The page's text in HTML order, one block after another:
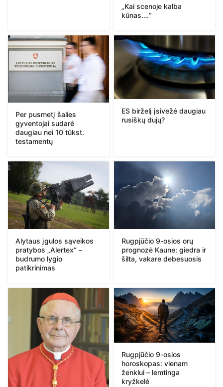
„Kai scenoje kalba
kūnas….“
Per pusmetį šalies
gyventojai sudarė
daugiau nei 10 tūkst.
testamentų
ES birželį įsivežė daugiau
rusiškų dujų?
Alytaus įgulos sąveikos
pratybos „Alertex“ –
budrumo lygio
patikrinimas
Rugpjūčio 9-osios orų
prognozė Kaune: giedra ir
šilta, vakare debesuosis
Rugpjūčio 9-osios
horoskopas: vienam
ženklui – lemtinga
kryžkelė